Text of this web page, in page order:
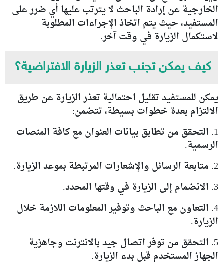
الخارجية عن إرادة الباحث لا يترتب عليها أي ضرر على
المستفيد، حيث يتم اتخاذ الإجراءات المطلوبة
لاستكمال الزيارة في وقت آخر.
كيف يمكن تجنب تعذر الزيارة الافتراضية؟
يمكن للمستفيد تقليل احتمالية تعذر الزيارة عن طريق
الالتزام بعدة خطوات بسيطة، تتضمن:
1. التحقق من تطابق بيانات العنوان مع كافة المنصات
الرسمية.
2. متابعة الرسائل والإشعارات المرتبطة بموعد الزيارة.
3. الانضمام إلى الزيارة في وقتها المحدد.
4. التعاون مع الباحث وتوفير المعلومات اللازمة خلال
الزيارة.
5. التحقق من توفر اتصال جيد بالانترنت وجاهزية
الجهاز المستخدم قبل بدء الزيارة.